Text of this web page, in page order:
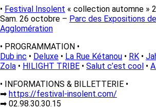
• Festival Insolent « collection automne »
Sam. 26 octobre – Parc des Expositions
Agglomération
• PROGRAMMATION •
Dub inc • Deluxe • La Rue Kétanou • RK •
Zola • HILIGHT TRIBE • Salut c’est cool •
• INFORMATIONS & BILLETTERIE •
➡ https://festival-insolent.com/
➡ 02.98.30.30.15